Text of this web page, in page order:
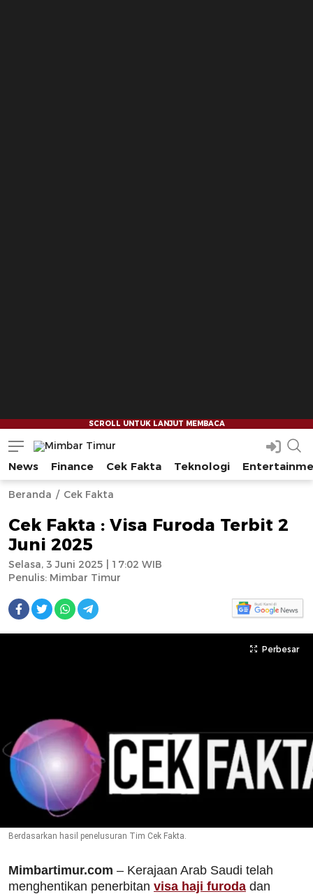
Mimbar Timur
Media Berjaringan Indonesia Timur
News Finance Cek Fakta Teknologi
Beranda Cek Fakta
Cek Fakta : Visa Furoda Terbit 2
Juni 2025
Penulis: Mimbar Timur
Selasa, 3 Juni 2025 | 17:02 WIB
Perbesar
Berdasarkan hasil penelusuran Tim Cek Fakta.
Mimbartimur.com – Kerajaan Arab Saudi telah
menghentikan penerbitan visa haji furoda dan
--
--